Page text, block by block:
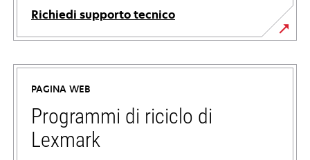
Richiedi supporto tecnico
si
apre
una
nuova
scheda
PAGINA WEB
Programmi di riciclo di
Lexmark